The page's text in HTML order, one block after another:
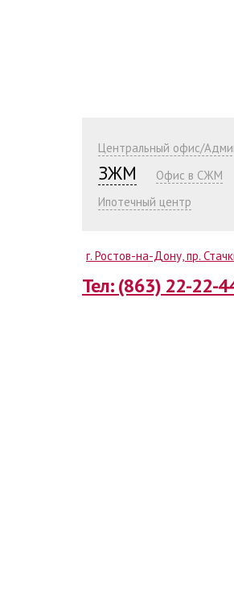
Центральный офис/
ЗЖМ
Офис в СЖМ
Ипотечный центр
г. Ростов-на-Дону, пр.
Тел: (863) 22-22-